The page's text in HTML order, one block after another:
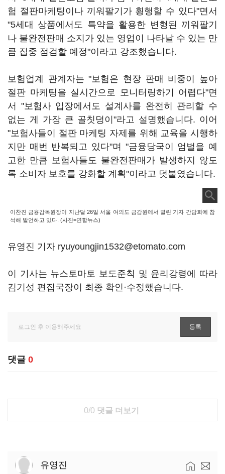
험 절판마케팅이나 끼워팔기가 횡행할 수 있다"면서
"5세대 상품에서도 특약을 활용한 변형된 끼워팔기
나 불완전판매 소지가 있는 영업이 나타날 수 있는 만
큼 집중 점검할 예정"이라고 강조했습니다.
보험업계 관계자는 "보험은 현장 판매 비중이 높아
절판 마케팅을 실시간으로 모니터링하기 어렵다"면
서 "보험사 입장에서도 설계사를 완전히 관리할 수
없는 게 가장 큰 골칫덩이"라고 설명했습니다. 이어
"보험사들이 절판 마케팅 자제를 위해 교육을 시행하
지만 매번 반복되고 있다"며 "금융당국이 엄벌을 예
고한 만큼 보험사들도 불완전판매가 발생하지 않도
록 소비자 보호를 강화할 계획"이라고 덧붙였습니다.
이찬진 금융감독원장이 지난달 26일 서울 여의도 금감원에서 열린 기자 간담회에 참
석해 발언하고 있다. (사진=연합뉴스)
유영진 기자 ryuyoungjin1532@etomato.com
이 기사는 뉴스토마토 보도준칙 및 윤리강령에 따라
김기성 편집국장이 최종 확인·수정했습니다.
댓글 0
0/0 댓글 더보기
유영진